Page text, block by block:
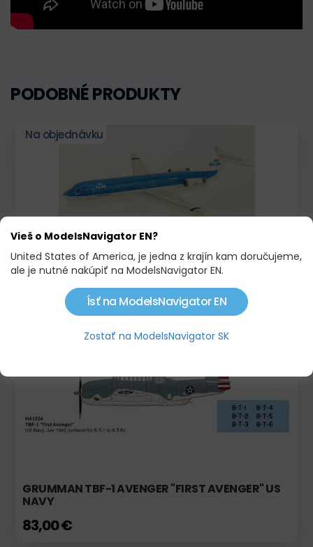
PODOBNÉ PRODUKTY
Na objednávku
FOKKER 100 KLM CITYHOPPER, PPC
25,00 €
GRUMMAN TBF-1 AVENGER "FIRST AVENGER" US
NAVY
83,00 €
Vieš o ModelsNavigator EN?
United States of America, je jedna z krajín kam doručujeme,
ale je nutné nakúpiť na ModelsNavigator EN.
Ísť na ModelsNavigator EN
Zostať na ModelsNavigator SK